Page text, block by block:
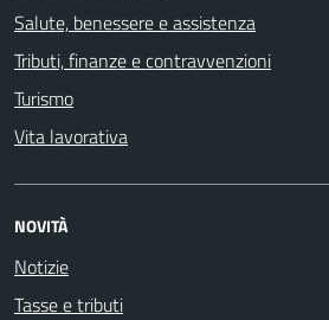
Salute, benessere e assistenza
Tributi, finanze e contravvenzioni
Turismo
Vita lavorativa
NOVITÀ
Notizie
Tasse e tributi